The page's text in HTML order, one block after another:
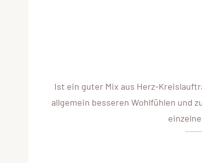
Ist ein guter Mix aus Herz-
allgemein besseren Wohlfühlen und